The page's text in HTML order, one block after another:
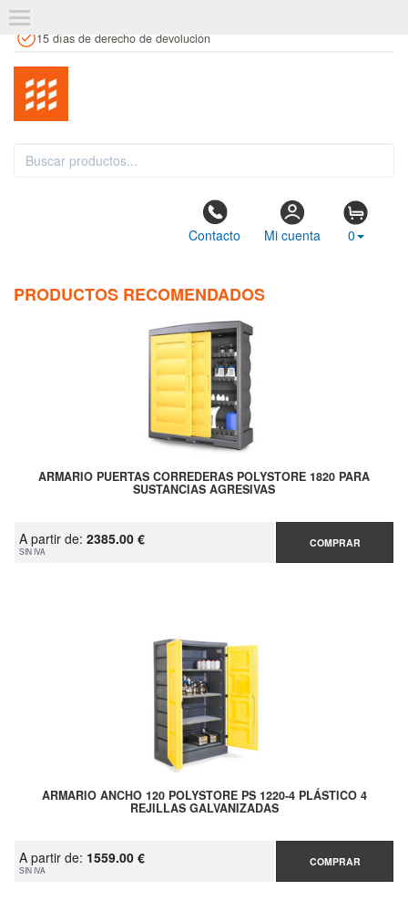
15 días de derecho de devolución
Contacto Mi cuenta 0
PRODUCTOS RECOMENDADOS
ARMARIO PUERTAS CORREDERAS POLYSTORE 1820 PARA
SUSTANCIAS AGRESIVAS
A partir de: 2385.00 €
SIN IVA
COMPRAR
ARMARIO ANCHO 120 POLYSTORE PS 1220-4 PLÁSTICO 4
REJILLAS GALVANIZADAS
A partir de: 1559.00 €
SIN IVA
COMPRAR